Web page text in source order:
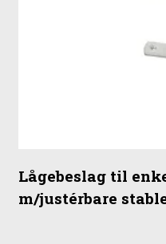
Lågebeslag til
m/justérbare